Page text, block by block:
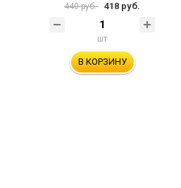
440 руб. 418 руб.
шт
В КОРЗИНУ